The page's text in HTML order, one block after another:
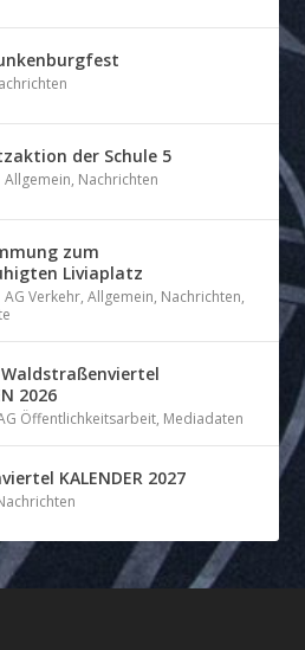
der Schule 5
Allgemein, Nachrichten
zum
Liviaplatz
AG Verkehr,Allgemein, Nachrichten,
2026
Öffentlichkeitsarbeit, Mediadaten
KALENDER 2027